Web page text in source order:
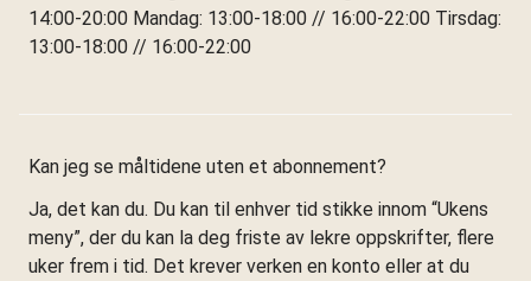
14:00-20:00 Mandag: 13:00-18:00 // 16:00-22:00 Tirsdag:
13:00-18:00 // 16:00-22:00
Kan jeg se måltidene uten et abonnement?
Ja, det kan du. Du kan til enhver tid stikke innom “Ukens
meny”, der du kan la deg friste av lekre oppskrifter, flere
uker frem i tid. Det krever verken en konto eller at du